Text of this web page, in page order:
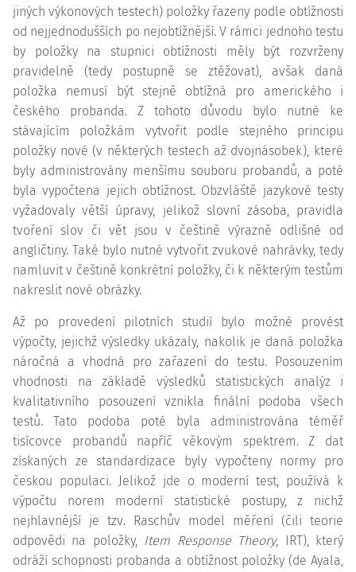
jiných výkonových testech) položky řazeny podle obtížnosti
od nejjednodušších po nejobtížnější. V rámci jednoho testu
by položky na stupnici obtížnosti měly být rozvrženy
pravidelně (tedy postupně se ztěžovat), avšak daná
položka nemusí být stejně obtížná pro amerického i
českého probanda. Z tohoto důvodu bylo nutné ke
stávajícím položkám vytvořit podle stejného principu
položky nové (v některých testech až dvojnásobek), které
byly administrovány menšímu souboru probandů, a poté
byla vypočtena jejich obtížnost. Obzvláště jazykové testy
vyžadovaly větší úpravy, jelikož slovní zásoba, pravidla
tvoření slov či vět jsou v češtině výrazně odlišné od
angličtiny. Také bylo nutné vytvořit zvukové nahrávky, tedy
namluvit v češtině konkrétní položky, či k některým testům
nakreslit nové obrázky.
Až po provedení pilotních studií bylo možné provést
výpočty, jejichž výsledky ukázaly, nakolik je daná položka
náročná a vhodná pro zařazení do testu. Posouzením
vhodnosti na základě výsledků statistických analýz i
kvalitativního posouzení vznikla finální podoba všech
testů. Tato podoba poté byla administrována téměř
tisícovce probandů napříč věkovým spektrem. Z dat
získaných ze standardizace byly vypočteny normy pro
českou populaci. Jelikož jde o moderní test, používá k
výpočtu norem moderní statistické postupy, z nichž
nejhlavnější je tzv. Raschův model měření (čili teorie
odpovědi na položky,Item Response Theory, IRT), který
odráží schopnosti probanda a obtížnost položky (de Ayala,